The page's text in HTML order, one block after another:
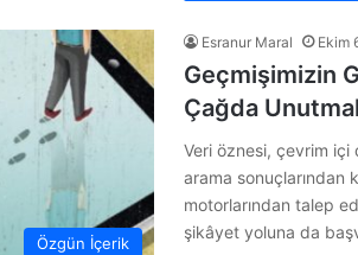
Özgün İçerik
Esranur Maral Ekim
Geçmişimizin
Çağda
Veri öznesi, çevrim içi
arama sonuçlarından
motorlarından talep
şikâyet yoluna da